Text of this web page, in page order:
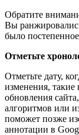
Обратите
Вы
было
Отметьте
Отметьте дату,
изменения, такие
обновления
алгоритмов или
поможет позже
аннотации в